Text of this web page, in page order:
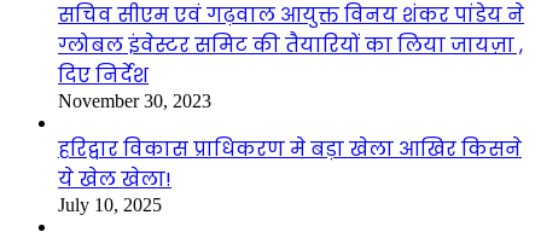
सचिव सीएम एवं गढ़वाल आयुक्त विनय शंकर पांडेय ने
ग्लोबल इंवेस्टर समिट की तैयारियों का लिया जायज़ा ,
दिए निर्देश
November 30, 2023
हरिद्वार विकास प्राधिकरण मे बड़ा खेला आखिर किसने
ये खेल खेला!
July 10, 2025